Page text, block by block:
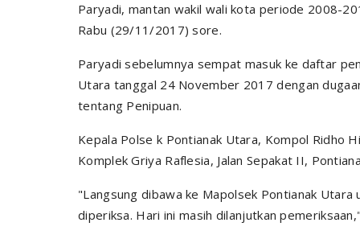
Paryadi, mantan wakil wali kota periode 2008-
Rabu (29/11/2017) sore.
Paryadi sebelumnya sempat masuk ke daftar
Utara tanggal 24 November 2017 dengan
tentang Penipuan.
Kepala Polse k Pontianak Utara, Kompol Ridho
Komplek Griya Raflesia, Jalan Sepakat II,
"Langsung dibawa ke Mapolsek Pontianak Utara
diperiksa. Hari ini masih dilanjutkan